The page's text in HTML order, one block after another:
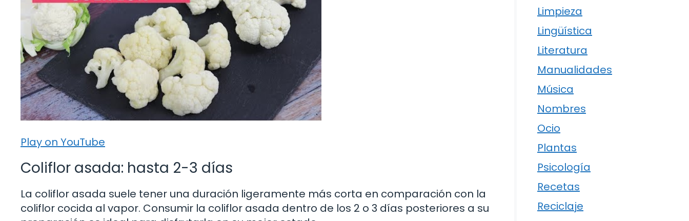
Play on YouTube
Coliflor asada: hasta 2-3 días
La coliflor asada suele tener una duración ligeramente más corta en comparación con la
coliflor cocida al vapor. Consumir la coliflor asada dentro de los 2 o 3 días posteriores a su
Limpieza
Lingüística
Literatura
Manualidades
Música
Nombres
Ocio
Plantas
Psicología
Recetas
Reciclaje